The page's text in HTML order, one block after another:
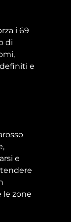
i 69
di
e
e
le zone